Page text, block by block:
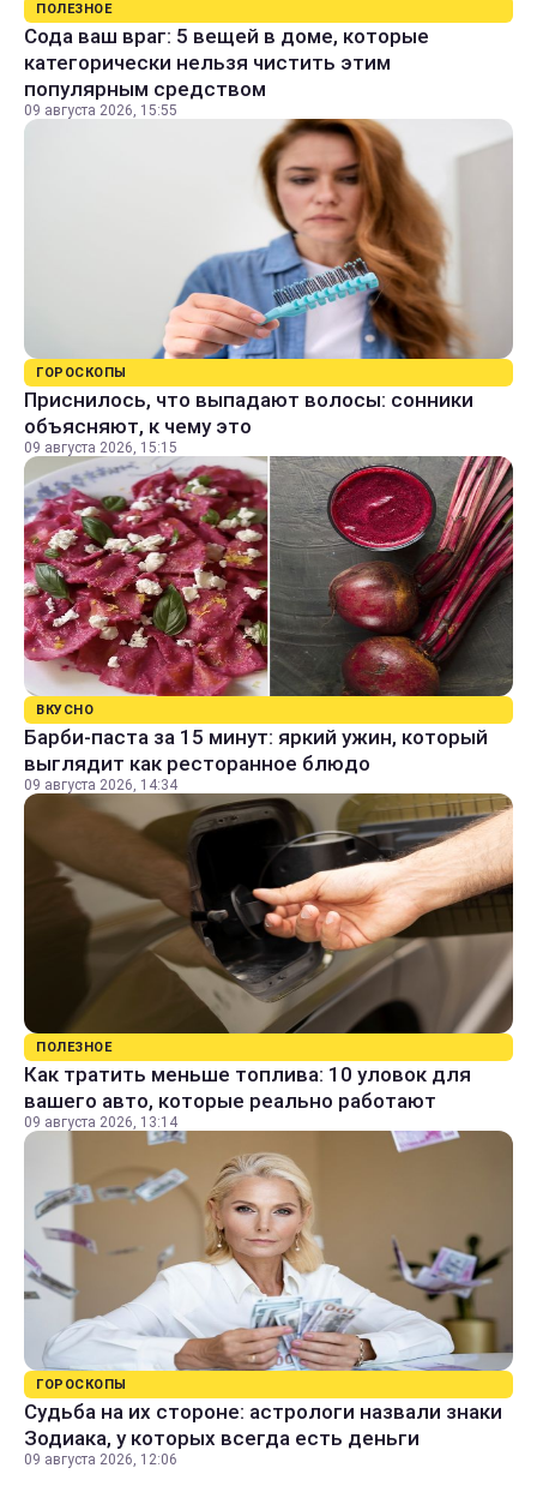
ПОЛЕЗНОЕ
Сода ваш враг: 5 вещей в доме, которые
категорически нельзя чистить этим
популярным средством
09 августа 2026, 15:55
ГОРОСКОПЫ
Приснилось, что выпадают волосы: сонники
объясняют, к чему это
09 августа 2026, 15:15
ВКУСНО
Барби-паста за 15 минут: яркий ужин, который
выглядит как ресторанное блюдо
09 августа 2026, 14:34
ПОЛЕЗНОЕ
Как тратить меньше топлива: 10 уловок для
вашего авто, которые реально работают
09 августа 2026, 13:14
ГОРОСКОПЫ
Судьба на их стороне: астрологи назвали знаки
Зодиака, у которых всегда есть деньги
09 августа 2026, 12:06